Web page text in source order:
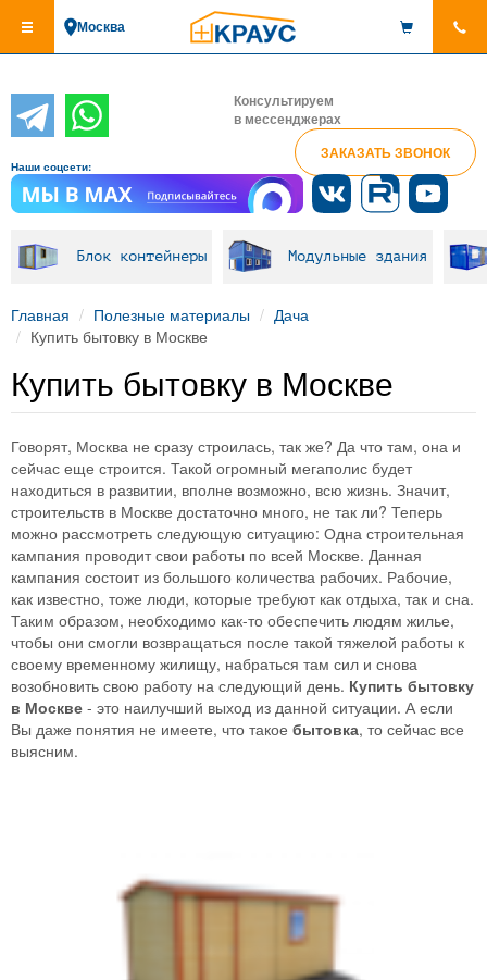
основному
Москва
Консультируем
в мессенджерах
ЗАКАЗАТЬ ЗВОНОК
Наши соцсети:
Блок контейнеры Модульные здания
Главная Полезные материалы
Дача
Купить бытовку в Москве
Купить бытовку в Москве
Говорят, Москва не сразу строилась, так же? Да что там, она и
сейчас еще строится. Такой огромный мегаполис будет
находиться в развитии, вполне возможно, всю жизнь. Значит,
строительств в Москве достаточно много, не так ли? Теперь
можно рассмотреть следующую ситуацию: Одна строительная
кампания проводит свои работы по всей Москве. Данная
кампания состоит из большого количества рабочих. Рабочие,
как известно, тоже люди, которые требуют как отдыха, так и сна.
Таким образом, необходимо как-то обеспечить людям жилье,
чтобы они смогли возвращаться после такой тяжелой работы к
своему временному жилищу, набраться там сил и снова
возобновить свою работу на следующий день. Купить бытовку
в Москве - это наилучший выход из данной ситуации. А если
Вы даже понятия не имеете, что такое бытовка, то сейчас все
выясним.